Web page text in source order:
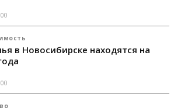
в Новосибирске находятся на